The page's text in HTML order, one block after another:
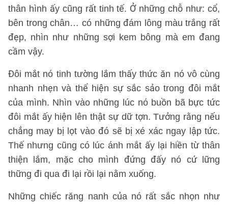
thân hình ấy cũng rất tinh tế. Ở những chỗ như: cổ,
bên trong chân… có những đám lông màu trắng rất
đẹp, nhìn như những sợi kem bông mà em đang
cầm vậy.
Đôi mắt nó tinh tường lắm thấy thức ăn nó vô cùng
nhanh nhẹn và thể hiện sự sắc sảo trong đôi mắt
của mình. Nhìn vào những lúc nó buồn bã bực tức
đôi mắt ấy hiện lên thật sự dữ tợn. Tưởng rằng nếu
chẳng may bị lọt vào đó sẽ bị xé xác ngay lập tức.
Thế nhưng cũng có lúc ánh mắt ấy lại hiền từ thân
thiện lắm, mặc cho mình đứng đấy nó cứ lững
thững đi qua đi lại rồi lại nằm xuống.
Những chiếc răng nanh của nó rất sắc nhọn như